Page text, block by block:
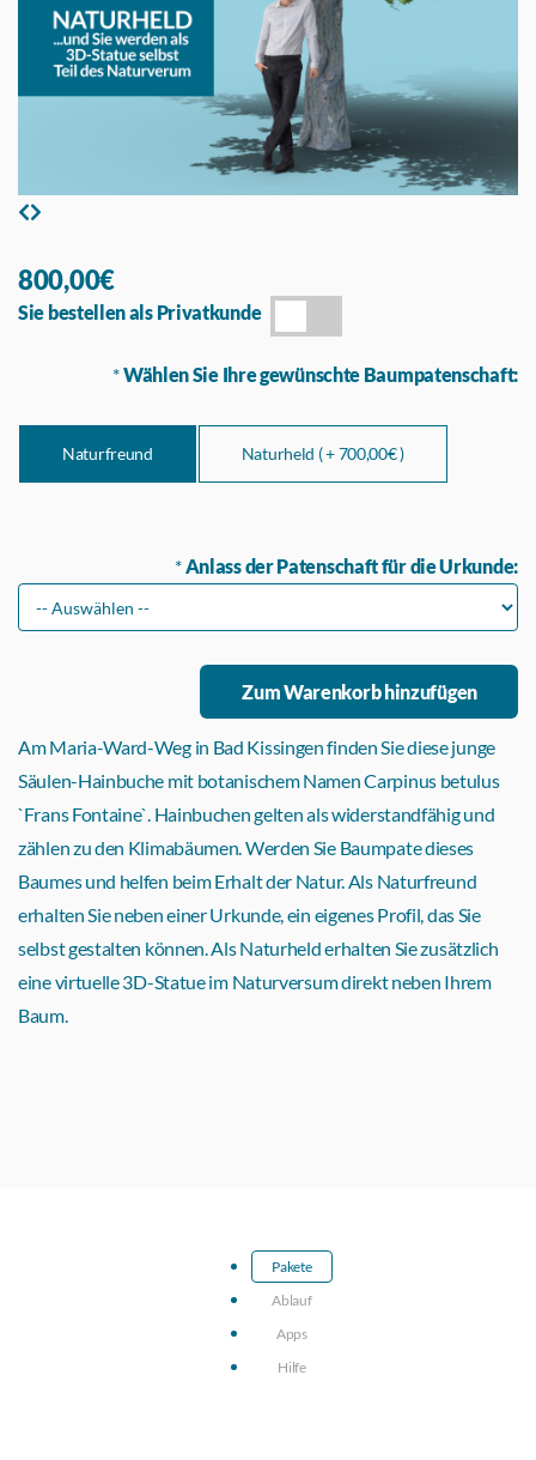
800,00€
Sie bestellen als Privatkunde
*Wählen Sie Ihre gewünschte Baumpatenschaft:
Naturfreund Naturheld ( +700,00€ )
*Anlass der Patenschaft für die Urkunde:
Am Maria-Ward-Weg in Bad Kissingen finden Sie diese junge
Säulen-Hainbuche mit botanischem Namen Carpinus betulus
`Frans Fontaine`. Hainbuchen gelten als widerstandfähig und
zählen zu den Klimabäumen. Werden Sie Baumpate dieses
Baumes und helfen beim Erhalt der Natur. Als Naturfreund
erhalten Sie neben einer Urkunde, ein eigenes Profil, das Sie
selbst gestalten können. Als Naturheld erhalten Sie zusätzlich
eine virtuelle 3D-Statue im Naturversum direkt neben Ihrem
Baum.
Pakete
Ablauf
Apps
Hilfe